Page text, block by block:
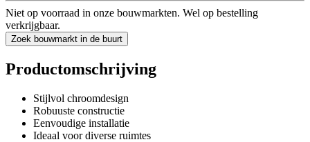
Niet op voorraad in onze bouwmarkten. Wel op bestelling
verkrijgbaar.
Zoek bouwmarkt in de buurt
Productomschrijving
Stijlvol chroomdesign
Robuuste constructie
Eenvoudige installatie
Ideaal voor diverse ruimtes